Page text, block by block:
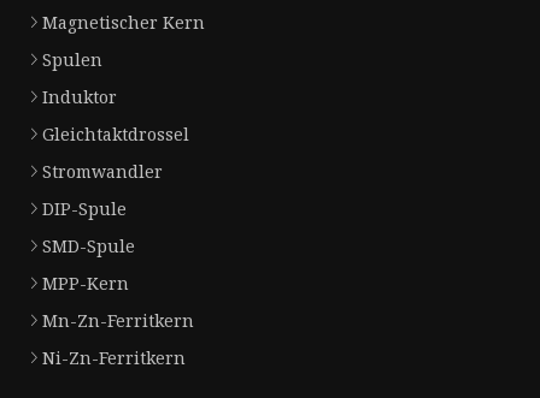
Magnetischer Kern
Spulen
Induktor
Gleichtaktdrossel
Stromwandler
DIP-Spule
SMD-Spule
MPP-Kern
Mn-Zn-Ferritkern
Ni-Zn-Ferritkern